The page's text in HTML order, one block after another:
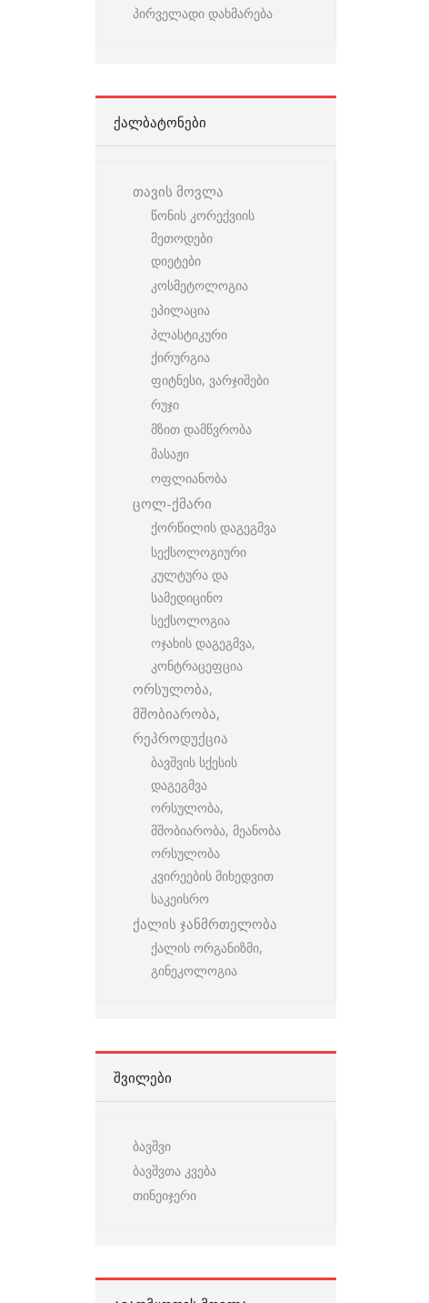
პირველადი დახმარება
ᲥᲐᲚᲑᲐᲢᲝᲜᲔᲑᲘ
თავის მოვლა
წონის კორექვიის
მეთოდები
დიეტები
კოსმეტოლოგია
ეპილაცია
პლასტიკური
ქირურგია
ფიტნესი, ვარჯიშები
რუჯი
მზით დამწვრობა
მასაჟი
ოფლიანობა
ცოლ-ქმარი
ქორწილის დაგეგმვა
სექსოლოგიური
კულტურა და
სამედიცინო
სექსოლოგია
ოჯახის დაგეგმვა,
კონტრაცეფცია
ორსულობა,
მშობიარობა,
რეპროდუქცია
ბავშვის სქესის
დაგეგმვა
ორსულობა,
მშობიარობა, მეანობა
ორსულობა
კვირეების მიხედვით
საკეისრო
ქალის ჯანმრთელობა
ქალის ორგანიზმი,
გინეკოლოგია
ᲨᲕᲘᲚᲔᲑᲘ
ბავშვი
ბავშვთა კვება
თინეიჯერი